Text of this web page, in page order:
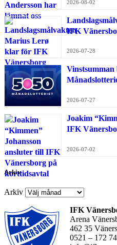
2026-08-02
IFK
2026-07-28
Vinstsumman
2026-07-27
Joakim
IFK
2026-07-02
Arkiv
Arkiv
IFK
Arena
462 35
0521 – 172 74